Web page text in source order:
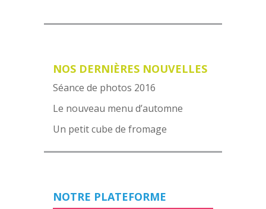
NOS DERNIÈRES NOUVELLES
Séance de photos 2016
Le nouveau menu d’automne
Un petit cube de fromage
NOTRE PLATEFORME